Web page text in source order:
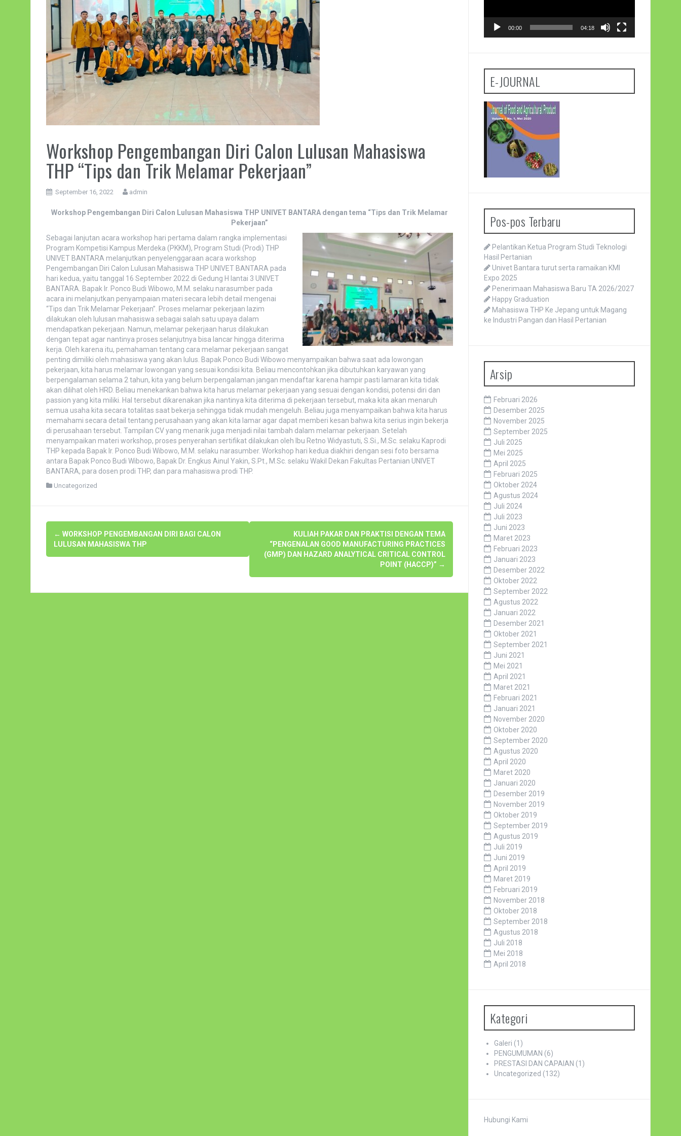
Workshop Pengembangan Diri Calon Lulusan Mahasiswa
THP “Tips dan Trik Melamar Pekerjaan”
September 16, 2022 admin
Workshop Pengembangan Diri Calon Lulusan Mahasiswa THP UNIVET BANTARA dengan tema “Tips dan Trik Melamar
Pekerjaan”
Sebagai lanjutan acara workshop hari pertama dalam rangka implementasi
Program Kompetisi Kampus Merdeka (PKKM), Program Studi (Prodi) THP
UNIVET BANTARA melanjutkan penyelenggaraan acara workshop
Pengembangan Diri Calon Lulusan Mahasiswa THP UNIVET BANTARA pada
hari kedua, yaitu tanggal 16 September 2022 di Gedung H lantai 3 UNIVET
BANTARA. Bapak Ir. Ponco Budi Wibowo, M.M. selaku narasumber pada
acara ini melanjutkan penyampaian materi secara lebih detail mengenai
“Tips dan Trik Melamar Pekerjaan”. Proses melamar pekerjaan lazim
dilakukan oleh lulusan mahasiswa sebagai salah satu upaya dalam
mendapatkan pekerjaan. Namun, melamar pekerjaan harus dilakukan
dengan tepat agar nantinya proses selanjutnya bisa lancar hingga diterima
kerja. Oleh karena itu, pemahaman tentang cara melamar pekerjaan sangat
penting dimiliki oleh mahasiswa yang akan lulus. Bapak Ponco Budi Wibowo menyampaikan bahwa saat ada lowongan
pekerjaan, kita harus melamar lowongan yang sesuai kondisi kita. Beliau mencontohkan jika dibutuhkan karyawan yang
berpengalaman selama 2 tahun, kita yang belum berpengalaman jangan mendaftar karena hampir pasti lamaran kita tidak
akan dilihat oleh HRD. Beliau menekankan bahwa kita harus melamar pekerjaan yang sesuai dengan kondisi, potensi diri dan
passion yang kita miliki. Hal tersebut dikarenakan jika nantinya kita diterima di pekerjaan tersebut, maka kita akan menaruh
semua usaha kita secara totalitas saat bekerja sehingga tidak mudah mengeluh. Beliau juga menyampaikan bahwa kita harus
memahami secara detail tentang perusahaan yang akan kita lamar agar dapat memberi kesan bahwa kita serius ingin bekerja
di perusahaan tersebut. Tampilan CV yang menarik juga menjadi nilai tambah dalam melamar pekerjaan. Setelah
menyampaikan materi workshop, proses penyerahan sertifikat dilakukan oleh Ibu Retno Widyastuti, S.Si., M.Sc. selaku Kaprodi
THP kepada Bapak Ir. Ponco Budi Wibowo, M.M. selaku narasumber. Workshop hari kedua diakhiri dengan sesi foto bersama
antara Bapak Ponco Budi Wibowo, Bapak Dr. Engkus Ainul Yakin, S.Pt., M.Sc. selaku Wakil Dekan Fakultas Pertanian UNIVET
BANTARA, para dosen prodi THP, dan para mahasiswa prodi THP.
Uncategorized
Navigasi
pos
← WORKSHOP PENGEMBANGAN DIRI BAGI CALON
LULUSAN MAHASISWA THP
KULIAH PAKAR DAN PRAKTISI DENGAN TEMA
“PENGENALAN GOOD MANUFACTURING PRACTICES
(GMP) DAN HAZARD ANALYTICAL CRITICAL CONTROL
POINT (HACCP)” →
00:00 04:18
E-JOURNAL
Pos-pos Terbaru
Pelantikan Ketua Program Studi Teknologi
Hasil Pertanian
Univet Bantara turut serta ramaikan KMI
Expo 2025
Penerimaan Mahasiswa Baru TA 2026/2027
Happy Graduation
Mahasiswa THP Ke Jepang untuk Magang
ke Industri Pangan dan Hasil Pertanian
Arsip
Februari 2026
Desember 2025
November 2025
September 2025
Juli 2025
Mei 2025
April 2025
Februari 2025
Oktober 2024
Agustus 2024
Juli 2024
Juli 2023
Juni 2023
Maret 2023
Februari 2023
Januari 2023
Desember 2022
Oktober 2022
September 2022
Agustus 2022
Januari 2022
Desember 2021
Oktober 2021
September 2021
Juni 2021
Mei 2021
April 2021
Maret 2021
Februari 2021
Januari 2021
November 2020
Oktober 2020
September 2020
Agustus 2020
April 2020
Maret 2020
Januari 2020
Desember 2019
November 2019
Oktober 2019
September 2019
Agustus 2019
Juli 2019
Juni 2019
April 2019
Maret 2019
Februari 2019
November 2018
Oktober 2018
September 2018
Agustus 2018
Juli 2018
Mei 2018
April 2018
Kategori
Galeri (1)
PENGUMUMAN (6)
PRESTASI DAN CAPAIAN (1)
Uncategorized (132)
Hubungi Kami